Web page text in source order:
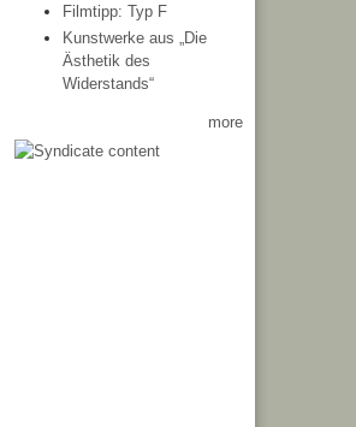
Filmtipp: Typ F
Kunstwerke aus „Die
Ästhetik des
Widerstands“
more